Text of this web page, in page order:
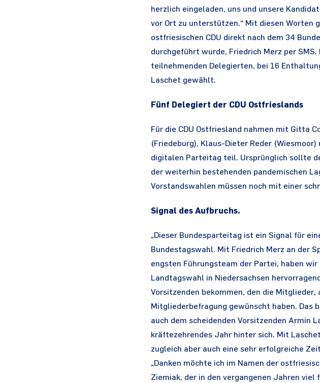
herzlich eingeladen, uns und unsere
vor Ort zu unterstützen.“ Mit diesen
ostfriesischen CDU direkt nach dem 34
durchgeführt wurde, Friedrich Merz per
teilnehmenden Delegierten, bei 16
Laschet gewählt.
Fünf Delegiert der CDU Ostfrieslands
Für die CDU Ostfriesland nahmen mit Gitta
(Friedeburg), Klaus-Dieter Reder
digitalen Parteitag teil. Ursprünglich sollte
der weiterhin bestehenden pandemischen
Vorstandswahlen müssen noch mit einer
Signal des Aufbruchs.
„Dieser Bundesparteitag ist ein Signal für
Bundestagswahl. Mit Friedrich Merz an der
engsten Führungsteam der Partei, haben
Landtagswahl in Niedersachsen
Vorsitzenden bekommen, den die
Mitgliederbefragung gewünscht haben. Das
auch dem scheidenden Vorsitzenden Armin
kräftezehrendes Jahr hinter sich. Mit
zugleich aber auch eine sehr erfolgreiche
„Danken möchte ich im Namen der
Ziemiak, der in den vergangenen Jahren viel